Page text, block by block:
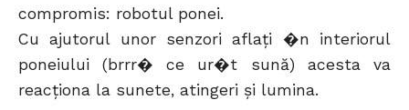
compromis: robotul ponei.
Cu ajutorul unor senzori aflaţi �n interiorul
poneiului (brrr� ce ur�t sună) acesta va
reacţiona la sunete, atingeri şi lumina.